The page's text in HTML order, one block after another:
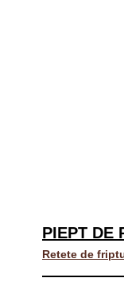
PIEPT DE
Retete de